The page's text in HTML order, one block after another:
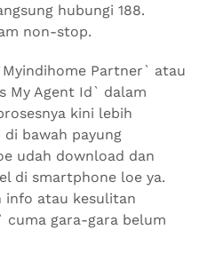
hubungi 188.
non-stop.
Partner` atau
My Agent Id` dalam
kini lebih
bawah payung
udah download dan
di smartphone loe ya.
info atau kesulitan
cuma gara-gara belum